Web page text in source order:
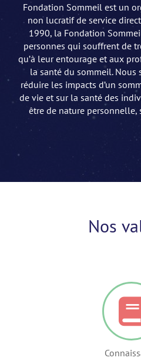
Fondation Sommeil est un
non lucratif de service
1990, la Fondation
personnes qui souffrent de
qu’à leur entourage et aux
la santé du sommeil.
réduire les impacts d’un
de vie et sur la santé des
être de nature
Nos